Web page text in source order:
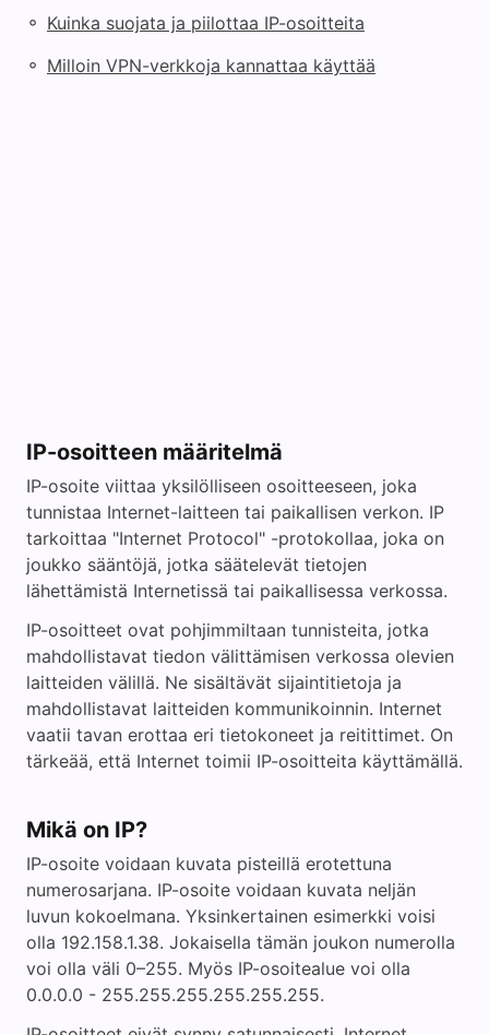
◦ Kuinka suojata ja piilottaa IP-osoitteita
◦ Milloin VPN-verkkoja kannattaa käyttää
IP-osoitteen määritelmä
IP-osoite viittaa yksilölliseen osoitteeseen, joka
tunnistaa Internet-laitteen tai paikallisen verkon. IP
tarkoittaa "Internet Protocol" -protokollaa, joka on
joukko sääntöjä, jotka säätelevät tietojen
lähettämistä Internetissä tai paikallisessa verkossa.
IP-osoitteet ovat pohjimmiltaan tunnisteita, jotka
mahdollistavat tiedon välittämisen verkossa olevien
laitteiden välillä. Ne sisältävät sijaintitietoja ja
mahdollistavat laitteiden kommunikoinnin. Internet
vaatii tavan erottaa eri tietokoneet ja reitittimet. On
tärkeää, että Internet toimii IP-osoitteita käyttämällä.
Mikä on IP?
IP-osoite voidaan kuvata pisteillä erotettuna
numerosarjana. IP-osoite voidaan kuvata neljän
luvun kokoelmana. Yksinkertainen esimerkki voisi
olla 192.158.1.38. Jokaisella tämän joukon numerolla
voi olla väli 0–255. Myös IP-osoitealue voi olla
0.0.0.0 - 255.255.255.255.255.255.